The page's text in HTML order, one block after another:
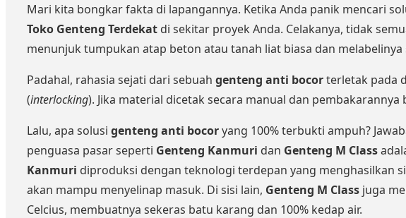
Mari kita bongkar fakta di lapangannya. Ketika Anda panik mencari
Toko Genteng Terdekat di sekitar proyek Anda. Celakanya, tidak
menunjuk tumpukan atap beton atau tanah liat biasa dan melabelinya
Padahal, rahasia sejati dari sebuah genteng anti bocorterletak pada
(interlocking). Jika material dicetak secara manual dan
Lalu, apa solusi genteng anti bocoryang 100% terbukti ampuh?
penguasa pasar seperti Genteng Kanmuri dan Genteng M Class
Kanmuri diproduksi dengan teknologi terdepan yang menghasilkan
akan mampu menyelinap masuk. Di sisi lain, Genteng M Class juga
Celcius, membuatnya sekeras batu karang dan 100% kedap air.